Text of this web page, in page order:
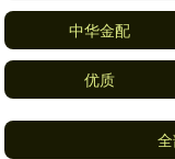
中华金配
优质